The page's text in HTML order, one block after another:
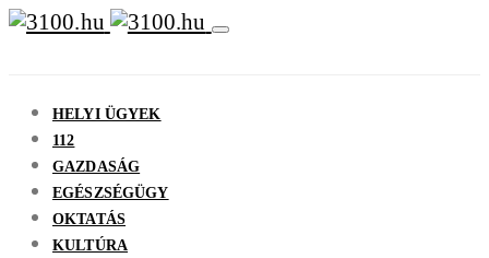
HELYI ÜGYEK
112
GAZDASÁG
EGÉSZSÉGÜGY
OKTATÁS
KULTÚRA